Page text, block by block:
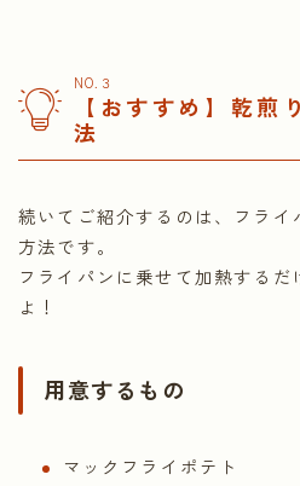
NO.３
【おすすめ】乾煎
法
続いてご紹介するのは、フライ
方法です。
フライパンに乗せて加熱する
よ！
用意するもの
マックフライポテト